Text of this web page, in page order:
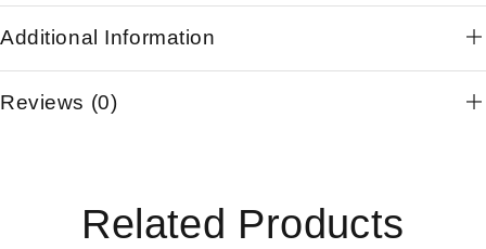
Additional Information
Reviews (0)
Related Products